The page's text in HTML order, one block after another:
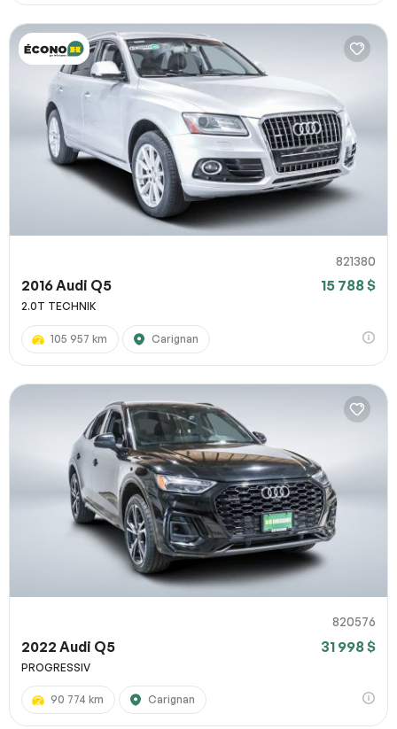
821380
2016 Audi Q5 15 788 $
2.0T TECHNIK
105 957 km Carignan
820576
2022 Audi Q5 31 998 $
PROGRESSIV
90 774 km Carignan